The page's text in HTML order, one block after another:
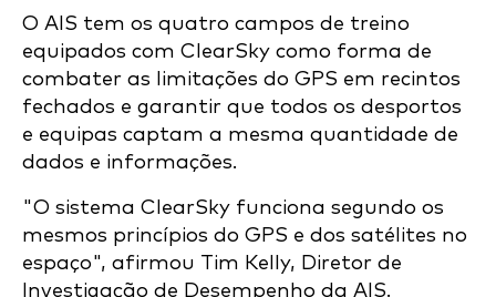
O AIS tem os quatro campos de treino
equipados com ClearSky como forma de
combater as limitações do GPS em recintos
fechados e garantir que todos os desportos
e equipas captam a mesma quantidade de
dados e informações.
"O sistema ClearSky funciona segundo os
mesmos princípios do GPS e dos satélites no
espaço", afirmou Tim Kelly, Diretor de
Investigação de Desempenho da AIS.